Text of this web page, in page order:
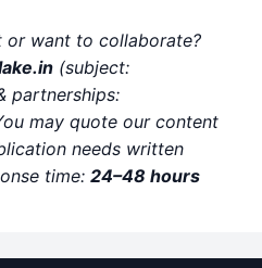
or want to collaborate?
(subject:
partnerships:
may quote our content
needs written
time: 24–48 hours